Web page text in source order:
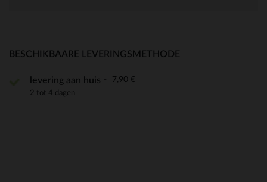
BESCHIKBAARE LEVERINGSMETHODE
levering aan huis 7,90 €
2 tot 4 dagen